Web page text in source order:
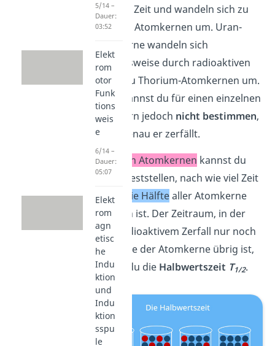
über die Zeit und wandeln sich zu
anderen Atomkernen um. Uran-
Atomkerne wandeln sich
beispielsweise durch radioaktiven
Zerfall zu Thorium-Atomkernen um.
Dabei kannst du für einen einzelnen
Atomkern jedoch nicht bestimmen,
wann genau er zerfällt.
Beivielen Atomkernen kannst du
jedoch feststellen, nach wie viel Zeit
genau
die Hälftealler Atomkerne
zerfallen ist. Der Zeitraum, in der
nach radioaktivem Zerfall nur noch
die Hälfte der Atomkerne übrig ist,
nennst du die Halbwertszeit T1/2.
5/14 –
Dauer:
03:52
Elekt
rom
otor
Funk
tions
weis
e
6/14 –
Dauer:
05:07
Elekt
rom
agn
etisc
he
Indu
ktion
und
Indu
ktion
sspu
le